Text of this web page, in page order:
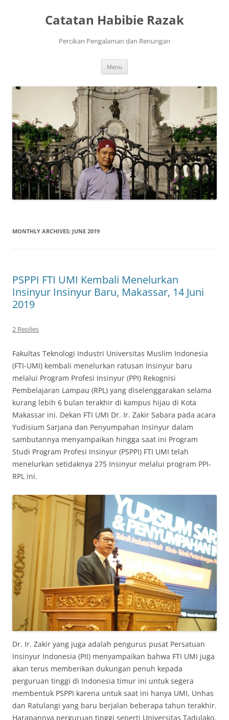
Catatan Habibie Razak
Percikan Pengalaman dan Renungan
Menu
MONTHLY ARCHIVES: JUNE 2019
PSPPI FTI UMI Kembali Menelurkan
Insinyur Insinyur Baru, Makassar, 14 Juni
2019
2 Replies
Fakultas Teknologi Industri Universitas Muslim Indonesia
(FTI-UMI) kembali menelurkan ratusan Insinyur baru
melalui Program Profesi Insinyur (PPI) Rekognisi
Pembelajaran Lampau (RPL) yang diselenggarakan selama
kurang lebih 6 bulan terakhir di kampus hijau di Kota
Makassar ini. Dekan FTI UMI Dr. Ir. Zakir Sabara pada acara
Yudisium Sarjana dan Penyumpahan Insinyur dalam
sambutannya menyampaikan hingga saat ini Program
Studi Program Profesi Insinyur (PSPPI) FTI UMI telah
menelurkan setidaknya 275 Insinyur melalui program PPI-
RPL ini.
Dr. Ir. Zakir yang juga adalah pengurus pusat Persatuan
Insinyur Indonesia (PII) menyampaikan bahwa FTI UMI juga
akan terus memberikan dukungan penuh kepada
perguruan tinggi di Indonesia timur ini untuk segera
membentuk PSPPI karena untuk saat ini hanya UMI, Unhas
dan Ratulangi yang baru berjalan beberapa tahun terakhir.
Harapannya perguruan tinggi seperti Universitas Tadulako,